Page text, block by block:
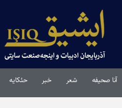
آنا صحیفه شعر خبر حئکایه